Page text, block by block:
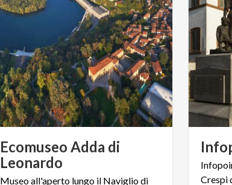
Ecomuseo Adda di
Leonardo
Museo all'aperto lungo il Naviglio di
Crespi